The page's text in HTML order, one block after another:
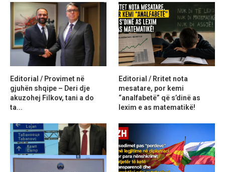
Editorial / Provimet në
gjuhën shqipe – Deri dje
akuzohej Filkov, tani a do
ta...
Editorial / Rritet nota
mesatare, por kemi
“analfabetë” që s’dinë as
lexim e as matematikë!